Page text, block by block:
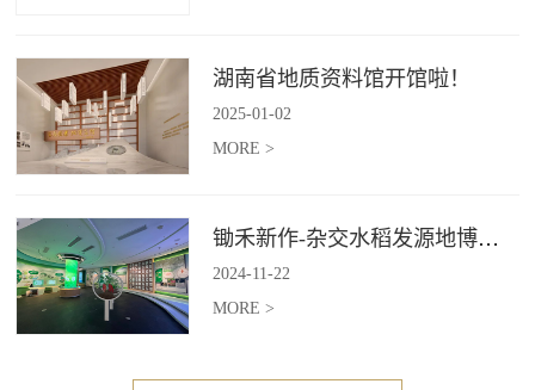
湖南省地质资料馆开馆啦！
2025-01 -02
MORE >
锄禾新作-杂交水稻发源地博物苑，欢迎前去打卡体验
2024-11 -22
MORE >